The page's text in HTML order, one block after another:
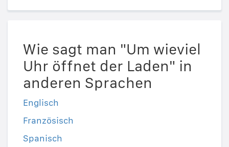
Wie sagt man "Um wieviel
Uhr öffnet der Laden" in
anderen Sprachen
Englisch
Französisch
Spanisch